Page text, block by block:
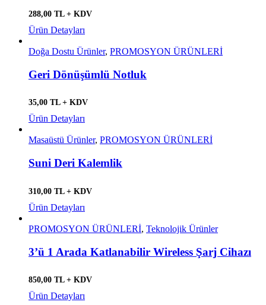
288,00 TL + KDV
Ürün Detayları
Doğa Dostu Ürünler, PROMOSYON ÜRÜNLERİ
Geri Dönüşümlü Notluk
35,00 TL + KDV
Ürün Detayları
Masaüstü Ürünler, PROMOSYON ÜRÜNLERİ
Suni Deri Kalemlik
310,00 TL + KDV
Ürün Detayları
PROMOSYON ÜRÜNLERİ, Teknolojik Ürünler
3’ü 1 Arada Katlanabilir Wireless Şarj Cihazı
850,00 TL + KDV
Ürün Detayları